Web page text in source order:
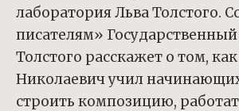
лаборатория Льва Толстого.
писателям»
Толстого расскажет о том,
Николаевич учил
строить композицию,